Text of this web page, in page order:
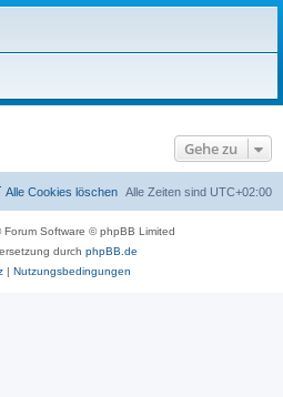
Gehe zu
Alle Zeiten sind UTC+02:00
Alle Cookies löschen
Forum Software © phpBB Limited
durch phpBB.de
| Nutzungsbedingungen